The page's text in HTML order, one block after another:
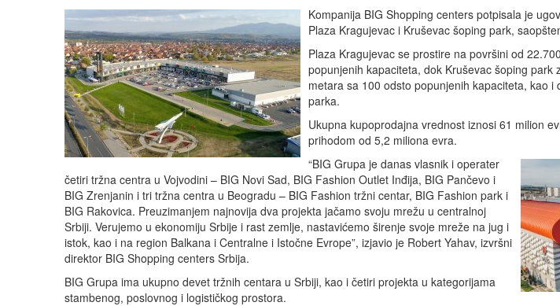
Kompanija BIG Shopping centers potpisala je
Plaza Kragujevac i Kruševac šoping park,
Plaza Kragujevac se prostire na površini od
popunjenih kapaciteta, dok Kruševac šoping park
metara sa 100 odsto popunjenih kapaciteta, kao
parka.
Ukupna kupoprodajna vrednost iznosi 61 milion
prihodom od 5,2 miliona evra.
“BIG Grupa je danas vlasnik i operater
četiri tržna centra u Vojvodini – BIG Novi Sad, BIG Fashion Outlet Inđija, BIG Pančevo i
BIG Zrenjanin i tri tržna centra u Beogradu – BIG Fashion tržni centar, BIG Fashion park i
BIG Rakovica. Preuzimanjem najnovija dva projekta jačamo svoju mrežu u centralnoj
Srbiji. Verujemo u ekonomiju Srbije i rast zemlje, nastavićemo širenje svoje mreže na jug i
istok, kao i na region Balkana i Centralne i Istočne Evrope”, izjavio je Robert Yahav, izvršni
direktor BIG Shopping centers Srbija.
BIG Grupa ima ukupno devet tržnih centara u Srbiji, kao i četiri projekta u kategorijama
stambenog, poslovnog i logističkog prostora.